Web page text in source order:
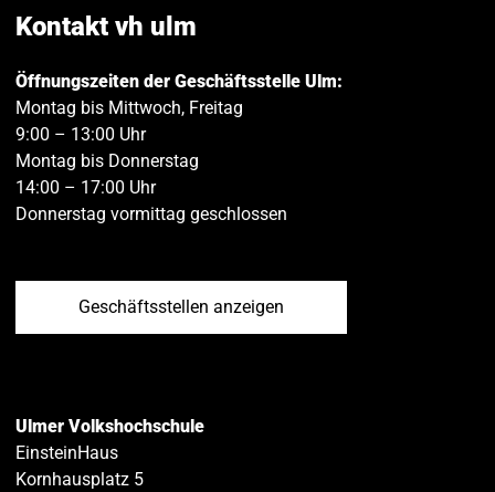
Kontakt vh ulm
Öffnungszeiten der Geschäftsstelle Ulm:
Montag bis Mittwoch, Freitag
9:00 – 13:00 Uhr
Montag bis Donnerstag
14:00 – 17:00 Uhr
Donnerstag vormittag geschlossen
Geschäftsstellen anzeigen
Ulmer Volkshochschule
EinsteinHaus
Kornhausplatz 5